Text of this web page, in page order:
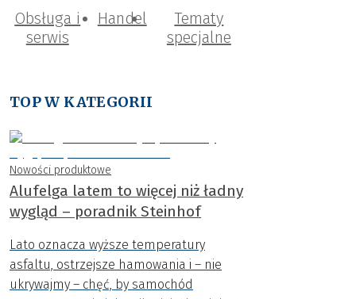
Obsługa i
serwis
Handel
Tematy
specjalne
TOP W KATEGORII
Nowości produktowe
Alufelga latem to więcej niż ładny
wygląd – poradnik Steinhof
Lato oznacza wyższe temperatury
asfaltu, ostrzejsze hamowania i – nie
ukrywajmy – chęć, by samochód